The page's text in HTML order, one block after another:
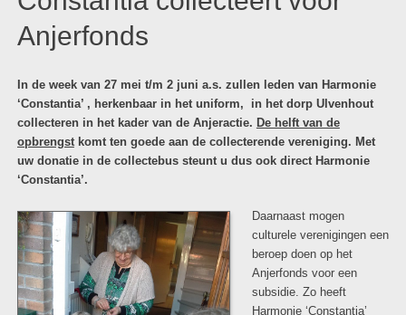
Anjerfonds
In de week van 27 mei t/m 2 juni a.s. zullen leden van Harmonie
‘Constantia’ , herkenbaar in het uniform, in het dorp Ulvenhout
collecteren in het kader van de Anjeractie. De helft van de
opbrengstkomt ten goede aan de collecterende vereniging. Met
uw donatie in de collectebus steunt u dus ook direct Harmonie
‘Constantia’.
Daarnaast mogen
culturele verenigingen een
beroep doen op het
Anjerfonds voor een
subsidie. Zo heeft
Harmonie ‘Constantia’